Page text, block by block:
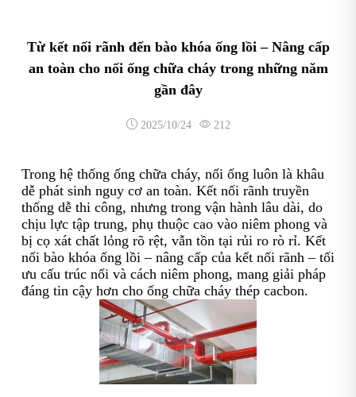
Từ kết nối rãnh đến bào khóa ống lồi – Nâng cấp
an toàn cho nối ống chữa cháy trong những năm
gần đây
2025/10/24 212
Trong hệ thống ống chữa cháy, nối ống luôn là khâu
dễ phát sinh nguy cơ an toàn. Kết nối rãnh truyền
thống dễ thi công, nhưng trong vận hành lâu dài, do
chịu lực tập trung, phụ thuộc cao vào niêm phong và
bị cọ xát chất lỏng rõ rệt, vẫn tồn tại rủi ro rò rỉ. Kết
nối bào khóa ống lồi – nâng cấp của kết nối rãnh – tối
ưu cấu trúc nối và cách niêm phong, mang giải pháp
đáng tin cậy hơn cho ống chữa cháy thép cacbon.